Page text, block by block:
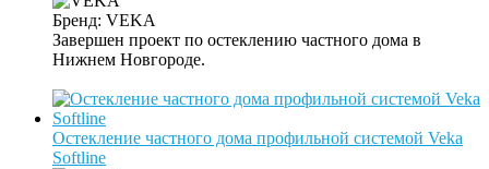
Бренд: VEKA
Завершен проект по остеклению частного дома в
Нижнем Новгороде.
Остекление частного дома профильной системой Veka
Softline